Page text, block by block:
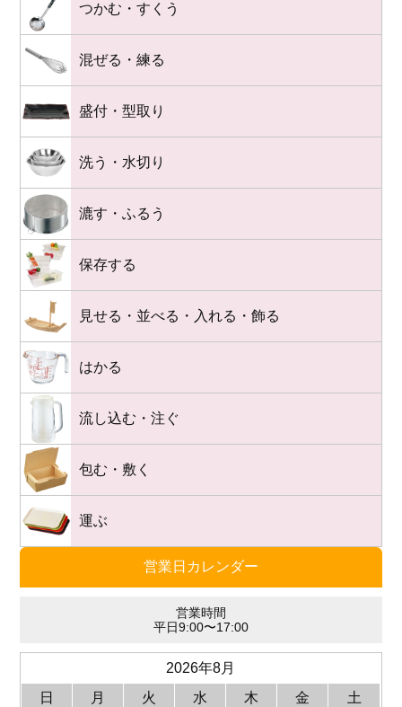
営業日カレンダー
営業時間
平日9:00〜17:00
2026年8月
日
月 火 水 木 金
土
つかむ・すくう
混ぜる・練る
盛付・型取り
洗う・水切り
漉す・ふるう
保存する
見せる・並べる・入れる・飾る
はかる
流し込む・注ぐ
包む・敷く
運ぶ